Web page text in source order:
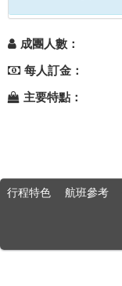
成團人數：
每人訂金：
主要特點：
行程特色 航班參考